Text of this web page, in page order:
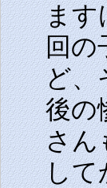
ます
回の
ど、
後の
さん
して